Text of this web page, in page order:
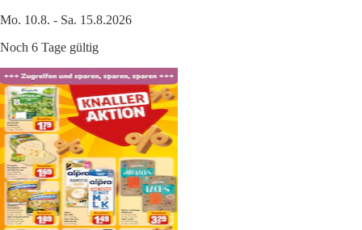
Mo. 10.8. - Sa. 15.8.2026
Noch 6 Tage gültig